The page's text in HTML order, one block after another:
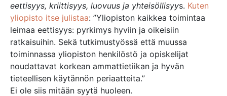
eettisyys, kriittisyys, luovuus ja yhteisöllisyys. Kuten
yliopisto itse julistaa: ”Yliopiston kaikkea toimintaa
leimaa eettisyys: pyrkimys hyviin ja oikeisiin
ratkaisuihin. Sekä tutkimustyössä että muussa
toiminnassa yliopiston henkilöstö ja opiskelijat
noudattavat korkean ammattietiikan ja hyvän
tieteellisen käytännön periaatteita.”
Ei ole siis mitään syytä huoleen.